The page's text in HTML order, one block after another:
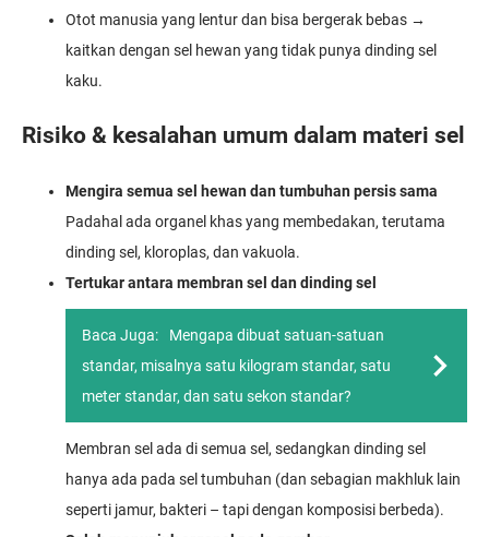
Otot manusia yang lentur dan bisa bergerak bebas →
kaitkan dengan sel hewan yang tidak punya dinding sel
kaku.
Risiko & kesalahan umum dalam materi sel
Mengira semua sel hewan dan tumbuhan persis sama
Padahal ada organel khas yang membedakan, terutama
dinding sel, kloroplas, dan vakuola.
Tertukar antara membran sel dan dinding sel
Baca Juga:
Mengapa dibuat satuan-satuan
standar, misalnya satu kilogram standar, satu
meter standar, dan satu sekon standar?
Membran sel ada di semua sel, sedangkan dinding sel
hanya ada pada sel tumbuhan (dan sebagian makhluk lain
seperti jamur, bakteri – tapi dengan komposisi berbeda).